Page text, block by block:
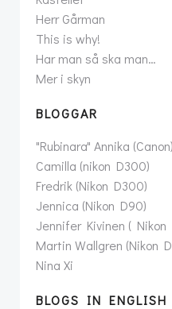
Herr Gårman
This is why!
Har man så ska man…
Mer i skyn
BLOGGAR
"Rubinara" Annika (Canon)
Camilla (nikon D300)
Fredrik (Nikon D300)
Jennica (Nikon D90)
Jennifer Kivinen ( Nikon
Martin Wallgren (Nikon
Nina Xi
BLOGS IN ENGLISH